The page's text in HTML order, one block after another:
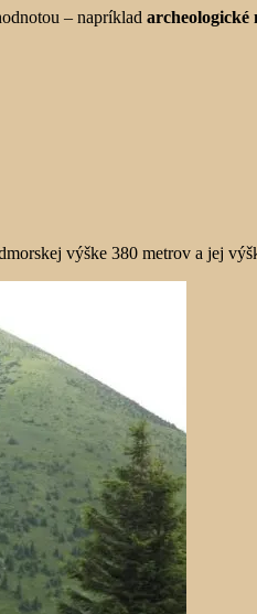
– napríklad
výške 380 metrov a jej